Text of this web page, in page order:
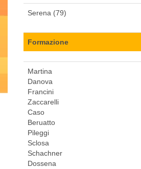
Serena (79)
Formazione
Martina
Danova
Francini
Zaccarelli
Caso
Beruatto
Pileggi
Sclosa
Schachner
Dossena